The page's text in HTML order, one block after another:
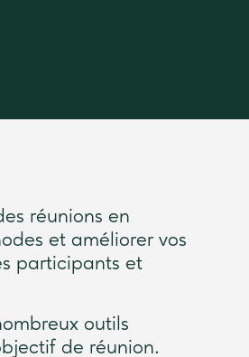
réunions en
et améliorer vos
participants et
outils
de réunion.